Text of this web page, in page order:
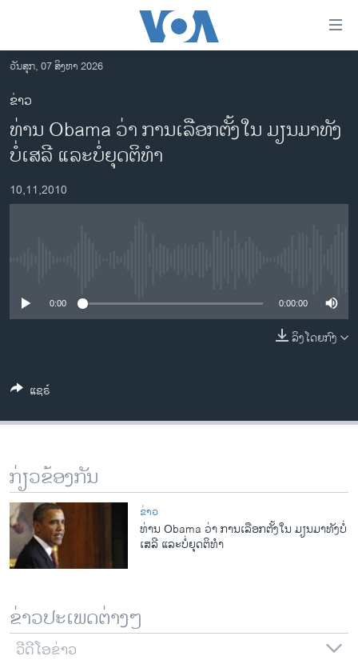
ເຂົ້າ
ຫາ
ຂ້າມ
ຂ້າມ
ຂ້າມ
ໄປ
ຫາ
ຊອກ
ລາວ
ອາເມຣິກາ
ການເລືອກຕັ້ງ ປະທານາທີບໍດີ ສະຫະລັດ 2024
ຂ່າວ​ຈີນ
ຊີວິດຊາວລາວ
ທຸລະກິດ
ພາສາອັງກິດ
ສຽງ
ລາຍການກະຈາຍສຽງ
ລາຍງານ
ຕິດຕາມພວກເຮົາ ທີ່
ພາສາຕ່າງໆ
ວັນສຸກ, 07 ສິງຫາ 2026
ຂ່າວ
ທ່ານ Obama ວ່າ ການເລືອກຕັ້ງໃນ ມຽນມາທັງ
ບໍ່ເສລີ ແລະບໍ່ຍຸດຕິທໍາ
10,11,2010
0:00 0:00:00
ລິງໂດຍກົງ
ແຊຣ໌
ກ່ຽວຂ້ອງກັນ
ຂ່າວ
ທ່ານ Obama ວ່າ ການເລືອກຕັ້ງໃນ ມຽນມາທັງບໍ່
ເສລີ ແລະບໍ່ຍຸດຕິທໍາ
ຂ່າວປະເພດຕ່າງໆ
ວີດີໂອຂ່າວ